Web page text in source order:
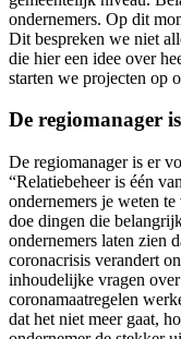
ondernemers. Op dit
Dit bespreken we niet
die hier een idee over
starten we projecten op
De regiomanager
De regiomanager is er
“Relatiebeheer is één
ondernemers je weten
doe dingen die
ondernemers laten zien
coronacrisis verandert
inhoudelijke vragen
coronamaatregelen
dat het niet meer gaat,